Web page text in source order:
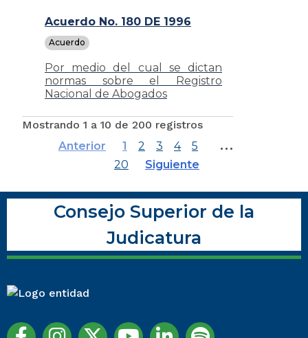
Acuerdo No. 180 DE 1996
Acuerdo
Por medio del cual se dictan
normas sobre el Registro
Nacional de Abogados
Mostrando 1 a 10 de 200 registros
Anterior
1 2 3 4 5 …
20 Siguiente
Consejo Superior de la
Judicatura